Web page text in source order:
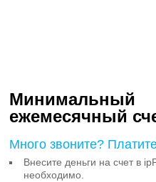
Минимальный
ежемесячный
Много звоните?
Внесите деньги на счет в
необходимо.